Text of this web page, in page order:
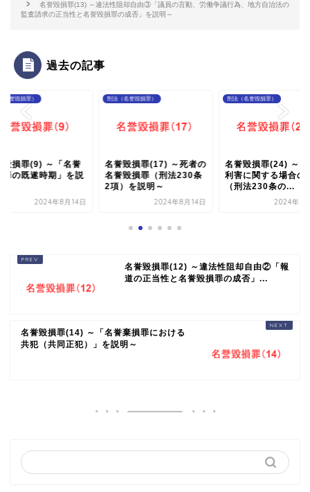
名誉毀損罪(13) ～違法性阻却自由③「議員の言動、労働争議行為、地方自治法の
監査請求の正当性と名誉毀損罪の成否」を説明～
過去の記事
名誉毀損罪）
毀損罪(9) ～「名誉
罪の既遂時期」を説
2024年8月14日
刑法（名誉毀損罪）
名誉毀損罪(17) ～死者の
名誉毀損罪（刑法230条
2項）を説明～
2024年8月14日
刑法（名誉毀損罪）
名誉毀損罪(24) ～公
利害に関する場合の
（刑法230条の...
2024年8
名誉毀損罪(12) ～違法性阻却自由②「報
道の正当性と名誉毀損罪の成否」...
名誉毀損罪(14) ～「名誉棄損罪における
共犯（共同正犯）」を説明～